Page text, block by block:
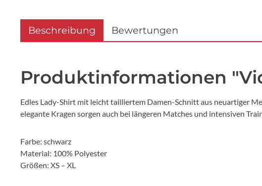
Beschreibung Bewertungen
Produktinformationen
Edles Lady-Shirt mit leicht tailliertem Damen-Schnitt aus neuartiger
elegante Kragen sorgen auch bei längeren Matches und intensiven
Farbe: schwarz
Material: 100% Polyester
Größen: XS – XL